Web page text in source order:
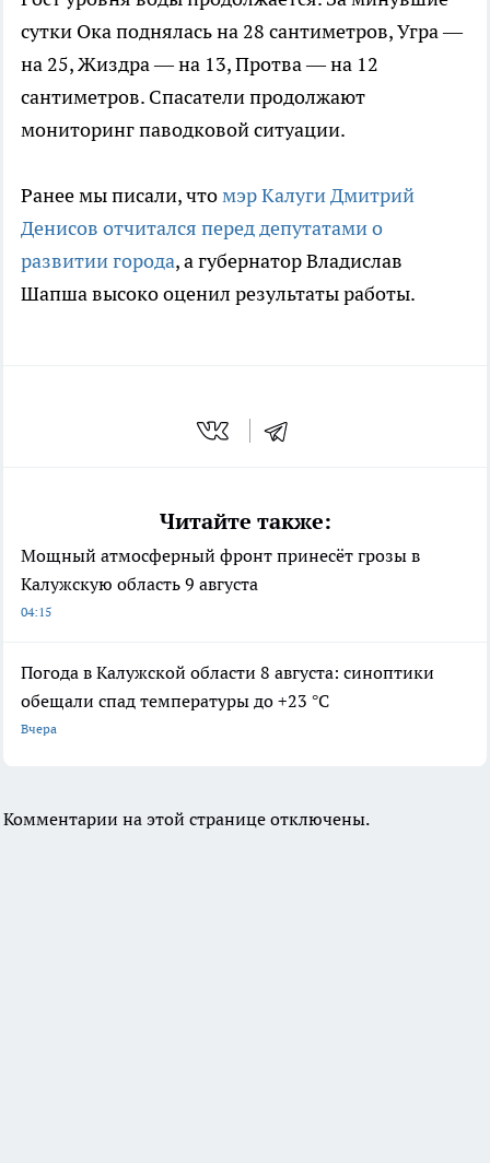
сутки Ока поднялась на 28 сантиметров, Угра —
на 25, Жиздра — на 13, Протва — на 12
сантиметров. Спасатели продолжают
мониторинг паводковой ситуации.
Ранее мы писали, чтомэр Калуги Дмитрий
Денисов отчитался перед депутатами о
развитии города, а губернатор Владислав
Шапша высоко оценил результаты работы.
Читайте также:
Мощный атмосферный фронт принесёт грозы в
Калужскую область 9 августа
04:15
Погода в Калужской области 8 августа: синоптики
обещали спад температуры до +23 °C
Вчера
Комментарии на этой странице отключены.